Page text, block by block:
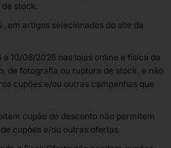
stock.
em artigos selecionados do site da
10/08/2026 nas lojas online e física da
de fotografia ou ruptura de stock, e não
cupões e/ou outras campanhas que
cupão de desconto não permitem
cupões e/ou outras ofertas.